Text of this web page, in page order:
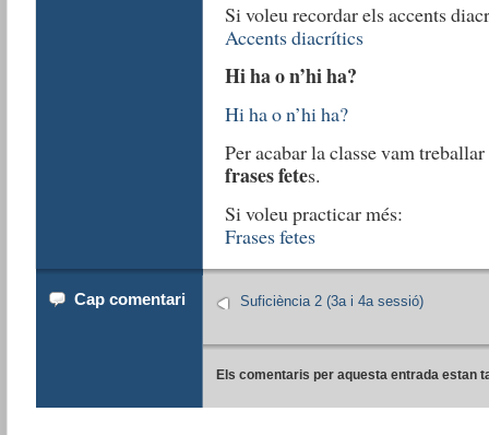
Si voleu recordar els accents
Accents diacrítics
Hi ha o n’hi ha?
Hi ha o n’hi ha?
Per acabar la classe vam
frases fetes.
Si voleu practicar més:
Frases fetes
Cap comentari Suficiència 2 (3a i 4a sessió)
Els comentaris per aquesta entrada estan